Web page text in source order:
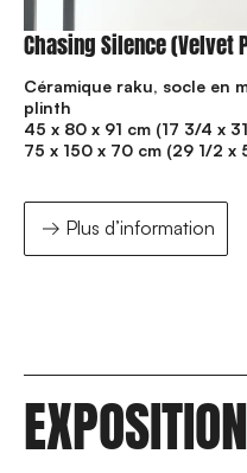
Chasing Silence (Velvet
Céramique raku, socle en
plinth
45 x 80 x 91 cm (17 3/4 x
75 x 150 x 70 cm (29 1/2 x
Plus d’information